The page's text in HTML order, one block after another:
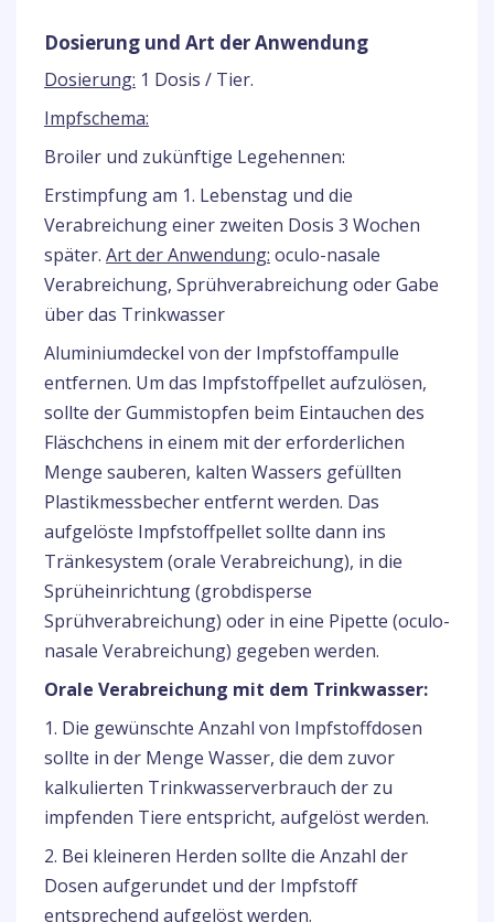
Dosierung und Art der Anwendung
Dosierung: 1 Dosis / Tier.
Impfschema:
Broiler und zukünftige Legehennen:
Erstimpfung am 1. Lebenstag und die
Verabreichung einer zweiten Dosis 3 Wochen
später. Art der Anwendung: oculo-nasale
Verabreichung, Sprühverabreichung oder Gabe
über das Trinkwasser
Aluminiumdeckel von der Impfstoffampulle
entfernen. Um das Impfstoffpellet aufzulösen,
sollte der Gummistopfen beim Eintauchen des
Fläschchens in einem mit der erforderlichen
Menge sauberen, kalten Wassers gefüllten
Plastikmessbecher entfernt werden. Das
aufgelöste Impfstoffpellet sollte dann ins
Tränkesystem (orale Verabreichung), in die
Sprüheinrichtung (grobdisperse
Sprühverabreichung) oder in eine Pipette (oculo-
nasale Verabreichung) gegeben werden.
Orale Verabreichung mit dem Trinkwasser:
1. Die gewünschte Anzahl von Impfstoffdosen
sollte in der Menge Wasser, die dem zuvor
kalkulierten Trinkwasserverbrauch der zu
impfenden Tiere entspricht, aufgelöst werden.
2. Bei kleineren Herden sollte die Anzahl der
Dosen aufgerundet und der Impfstoff
entsprechend aufgelöst werden.